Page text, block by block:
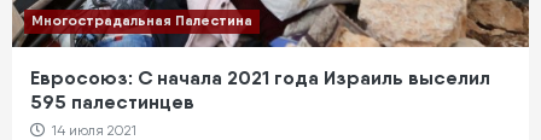
Многострадальная Палестина
Евросоюз: С начала 2021 года Израиль выселил
595 палестинцев
14 июля 2021